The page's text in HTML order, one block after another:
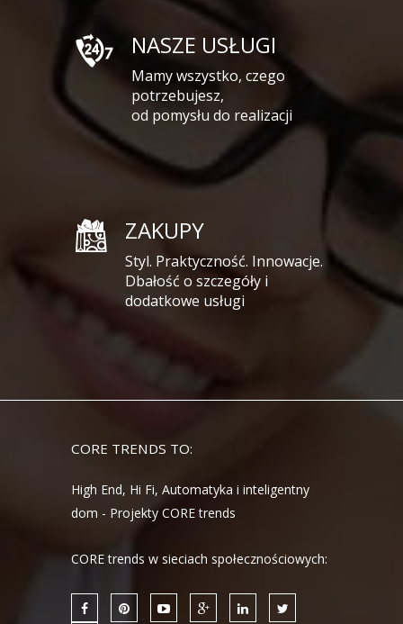
NASZE USŁUGI
Mamy wszystko, czego
potrzebujesz,
od pomysłu do realizacji
ZAKUPY
Styl. Praktyczność. Innowacje.
Dbałość o szczegóły i
dodatkowe usługi
CORE TRENDS TO:
High End, Hi Fi, Automatyka i inteligentny
dom - Projekty CORE trends
CORE trends w sieciach społecznościowych: